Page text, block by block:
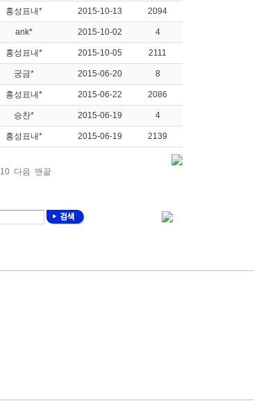
홍성표내* 2015-10-13 2094
ank* 2015-10-02 4
홍성표내* 2015-10-05 2111
궁금* 2015-06-20 8
홍성표내* 2015-06-22 2086
승찬* 2015-06-19 4
홍성표내* 2015-06-19 2139
10 다음 맨끝